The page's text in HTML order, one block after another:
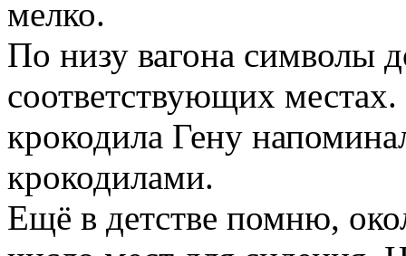
мелко.
По низу вагона символы
соответствующих
крокодила Гену
крокодилами.
Ещё в детстве помню,